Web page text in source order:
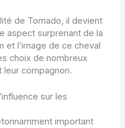
de Tornado, il devient
aspect surprenant de la
et l’image de ce cheval
choix de nombreux
leur compagnon.
sur les
important